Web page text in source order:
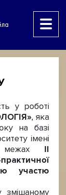
у роботі
, яка
на базі
імені
межах ІІ
участю
змішаному